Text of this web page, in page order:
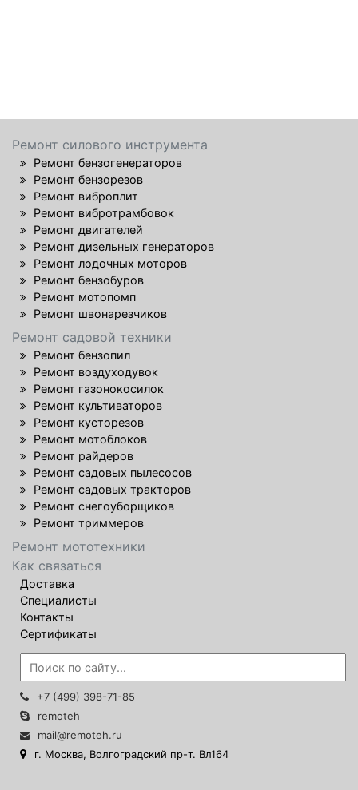
Ремонт силового инструмента
Ремонт бензогенераторов
Ремонт бензорезов
Ремонт виброплит
Ремонт вибротрамбовок
Ремонт двигателей
Ремонт дизельных генераторов
Ремонт лодочных моторов
Ремонт бензобуров
Ремонт мотопомп
Ремонт швонарезчиков
Ремонт садовой техники
Ремонт бензопил
Ремонт воздуходувок
Ремонт газонокосилок
Ремонт культиваторов
Ремонт кусторезов
Ремонт мотоблоков
Ремонт райдеров
Ремонт садовых пылесосов
Ремонт садовых тракторов
Ремонт снегоуборщиков
Ремонт триммеров
Ремонт мототехники
Как связаться
Доставка
Специалисты
Контакты
Сертификаты
+7 (499) 398-71-85
remoteh
mail@remoteh.ru
г. Москва, Волгоградский пр-т. Вл164